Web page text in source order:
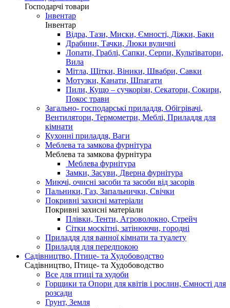
Господарчі товари
Інвентар
Інвентар
Відра, Тази, Миски, Ємності, Діжки, Баки
Драбини, Тачки, Люки вуличні
Лопати, Граблі, Сапки, Серпи, Культіватори,
Вила
Мітла, Щітки, Віники, Швабри, Савки
Мотузки, Канати, Шпагати
Пили, Кущо – сучкорізи, Секатори, Сокири,
Покос трави
Загально- господарські приладдя, Обігрівачі,
Вентилятори, Термометри, Меблі, Приладдя для
кімнати
Кухонні приладдя, Ваги
Меблева та замкова фурнітура
Меблева та замкова фурнітура
Меблева фурнітура
Замки, Засуви, Дверна фурнітура
Миючі, очисні засоби та засоби від засорів
Пальники, Газ, Запальнички, Свічки
Покривні захисні матеріали
Покривні захисні матеріали
Плівки, Тенти, Агроволокно, Стрейч
Сітки москітні, затінюючи, городні
Приладдя для ванної кімнати та туалету
Приладдя для передпокою
Садівництво, Птице- та Худобоводство
Садівництво, Птице- та Худобоводство
Все для птиці та худоби
Горщики та Опори для квітів і рослин, Ємності для
розсади
Грунт, Земля